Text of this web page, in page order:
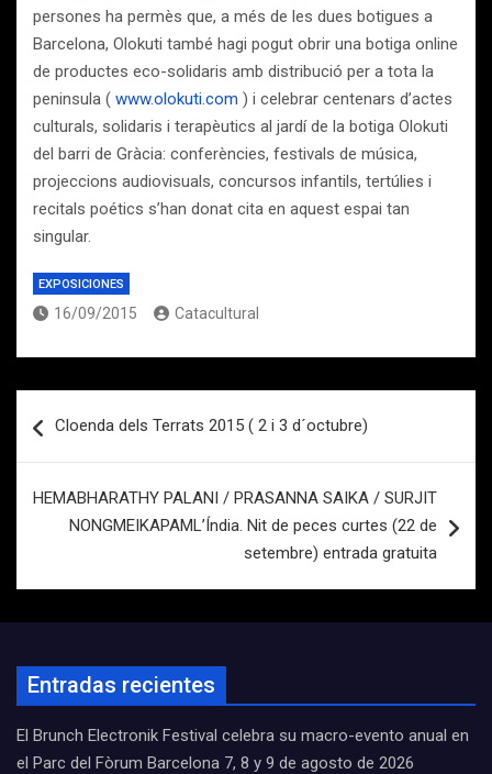
persones ha permès que, a més de les dues botigues a
Barcelona, Olokuti també hagi pogut obrir una botiga online
de productes eco-solidaris amb distribució per a tota la
peninsula ( www.olokuti.com ) i celebrar centenars d’actes
culturals, solidaris i terapèutics al jardí de la botiga Olokuti
del barri de Gràcia: conferències, festivals de música,
projeccions audiovisuals, concursos infantils, tertúlies i
recitals poétics s’han donat cita en aquest espai tan
singular.
EXPOSICIONES
16/09/2015 Catacultural
de
Cloenda dels Terrats 2015 ( 2 i 3 d´octubre)
HEMABHARATHY PALANI / PRASANNA SAIKA / SURJIT
NONGMEIKAPAML’Índia. Nit de peces curtes (22 de
setembre) entrada gratuita
Entradas recientes
El Brunch Electronik Festival celebra su macro-evento anual en
el Parc del Fòrum Barcelona 7, 8 y 9 de agosto de 2026